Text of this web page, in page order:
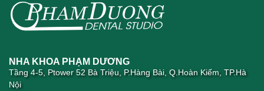
NHA KHOA PHẠM DƯƠNG
Tầng 4-5, Ptower 52 Bà Triệu, P.Hàng Bài, Q.Hoàn Kiếm, TP.Hà
Nội